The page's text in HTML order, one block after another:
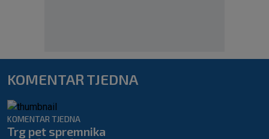
KOMENTAR TJEDNA
KOMENTAR TJEDNA
Trg pet spremnika